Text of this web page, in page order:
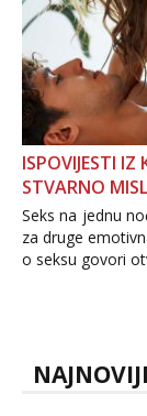
ISPOVIJESTI IZ
STVARNO
Seks na jednu
za druge
o seksu govori
dalje izaziva